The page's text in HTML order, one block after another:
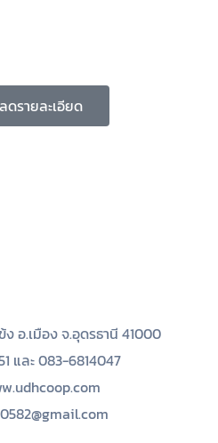
ดรายละเอียด
อ.เมือง จ.อุดรธานี 41000
และ 083-6814047